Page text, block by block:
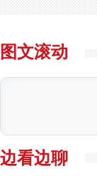
图文滚动
边看边聊